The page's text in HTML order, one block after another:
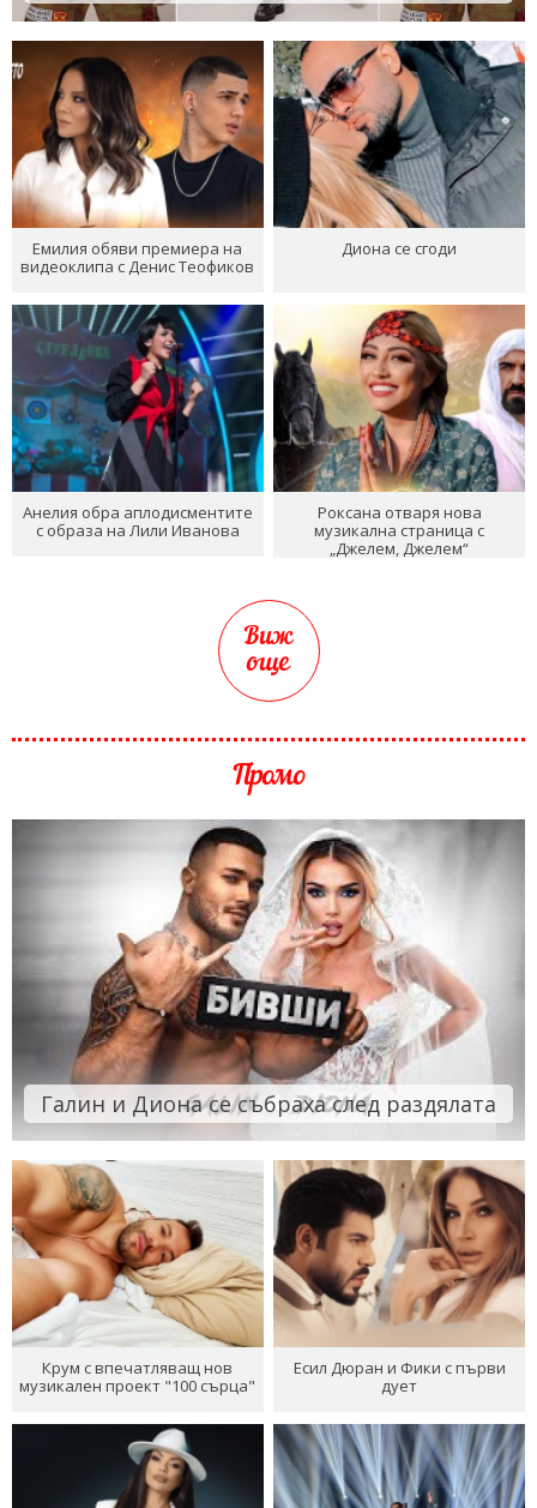
Емилия обяви премиера на
видеоклипа с Денис Теофиков
Диона се сгоди
Анелия обра аплодисментите
с образа на Лили Иванова
Роксана отваря нова
музикална страница с
„Джелем, Джелем“
Виж
още
Промо
Галин и Диона се събраха след раздялата
Крум с впечатляващ нов
музикален проект "100 сърца"
Есил Дюран и Фики с първи
дует